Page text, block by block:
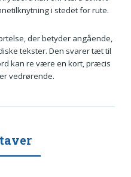
i stedet for rute.
der betyder angående,
tekster. Den svarer tæt til
kan re være en kort, præcis
vedrørende.